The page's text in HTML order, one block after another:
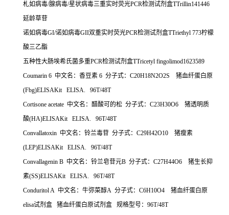
札如病毒/腺病毒/星状病毒三重实时荧光PCR检测试剂盒TTrillin141446
延龄草苷
诺如病毒GI/诺如病毒GII双重实时荧光PCR检测试剂盒TTriethyl 773柠檬
酸三乙酯
五种性大肠埃希氏菌多重PCR检测试剂盒TTricetyl fingolimod1623589
Coumarin 6 中文名：香豆素 6 分子式： C20H18N2O2S 猪血纤蛋白原
(Fbg)ELISAKit ELISA. 96T/48T
Cortisone acetate 中文名：醋酸可的松 分子式： C23H30O6 猪透明质
酸(HA)ELISAKit ELISA. 96T/48T
Convallatoxin 中文名：铃兰毒苷 分子式： C29H42O10 猪瘦素
(LEP)ELISAKit ELISA. 96T/48T
Convallagenin B 中文名：铃兰皂苷元B 分子式： C27H44O6 猪生长抑
素(SS)ELISAKit ELISA. 96T/48T
Conduritol A 中文名：牛弥菜醇A 分子式： C6H10O4 猪血纤蛋白原
elisa试剂盒 猪血纤蛋白原试剂盒 规格型号： 96T/48T